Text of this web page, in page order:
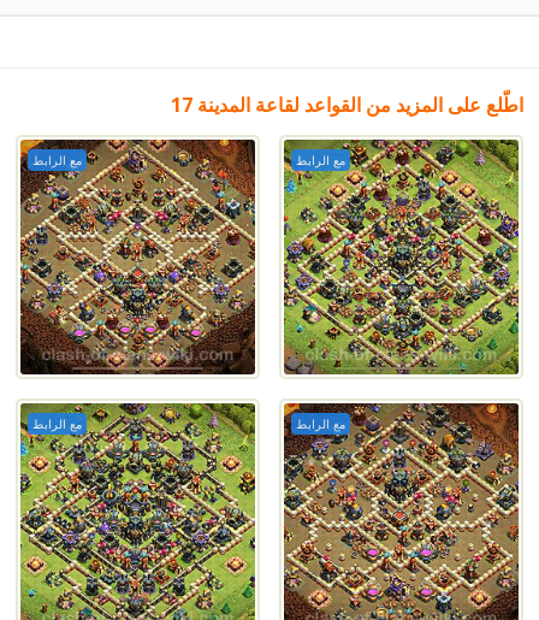
اطّلع على المزيد من القواعد لقاعة المدينة 17
مع الرابط مع الرابط
مع الرابط مع الرابط